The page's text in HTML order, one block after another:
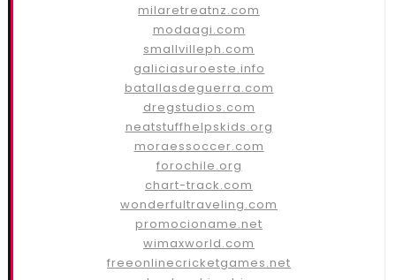
milaretreatnz.com
modaagi.com
smallvilleph.com
galiciasuroeste.info
batallasdeguerra.com
dregstudios.com
neatstuffhelpskids.org
moraessoccer.com
forochile.org
chart-track.com
wonderfultraveling.com
promocioname.net
wimaxworld.com
freeonlinecricketgames.net